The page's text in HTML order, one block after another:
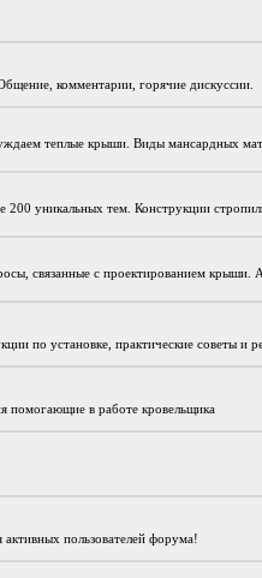
комментарии, горячие дискуссии.
теплые крыши. Виды мансардных
200 уникальных тем. Конструкции
связанные с проектированием
по установке, практические советы и
помогающие в работе кровельщика
пользователей форума!